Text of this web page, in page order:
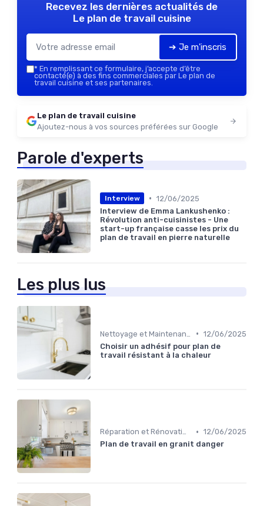
Recevez les dernières actualités de
Le plan de travail cuisine
➔ Je m'inscris
* En remplissant ce formulaire, j’accepte d’être
contacté(e) à des fins commerciales par Le plan de
travail cuisine et ses partenaires.
Le plan de travail cuisine
Ajoutez-nous à vos sources préférées sur Google
Parole d'experts
Interview • 12/06/2025
Interview de Emma Lankushenko :
Révolution anti-cuisinistes - Une
start-up française casse les prix du
plan de travail en pierre naturelle
Les plus lus
• 12/06/2025
Choisir un adhésif pour plan de
travail résistant à la chaleur
Réparation et Rénovation • 12/06/2025
Plan de travail en granit danger